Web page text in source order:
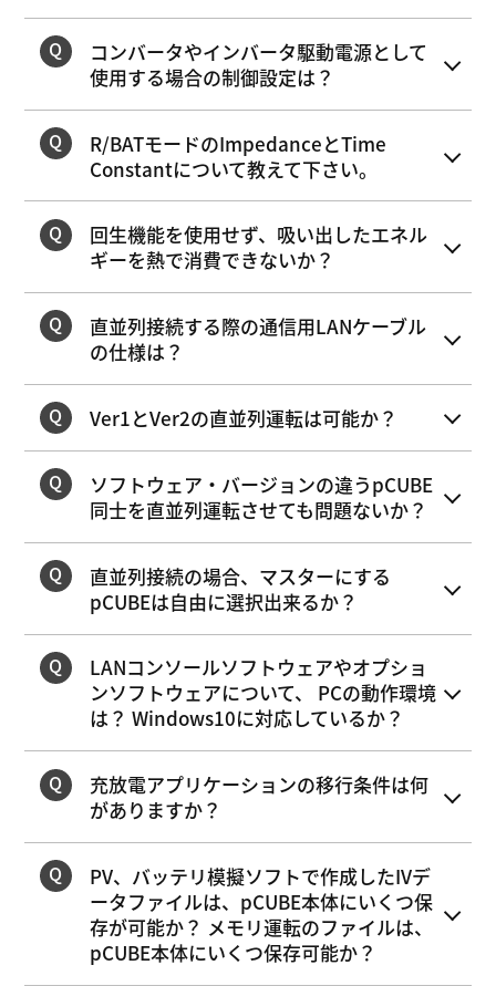
コンバータやインバータ駆動電源として
使用する場合の制御設定は？
R/BATモードのImpedanceとTime
Constantについて教えて下さい。
回生機能を使用せず、吸い出したエネル
ギーを熱で消費できないか？
直並列接続する際の通信用LANケーブル
の仕様は？
Ver1とVer2の直並列運転は可能か？
ソフトウェア・バージョンの違うpCUBE
同士を直並列運転させても問題ないか？
直並列接続の場合、マスターにする
pCUBEは自由に選択出来るか？
LANコンソールソフトウェアやオプショ
ンソフトウェアについて、 PCの動作環境
は？ Windows10に対応しているか？
充放電アプリケーションの移行条件は何
がありますか？
PV、バッテリ模擬ソフトで作成したIVデ
ータファイルは、pCUBE本体にいくつ保
存が可能か？ メモリ運転のファイルは、
pCUBE本体にいくつ保存可能か？